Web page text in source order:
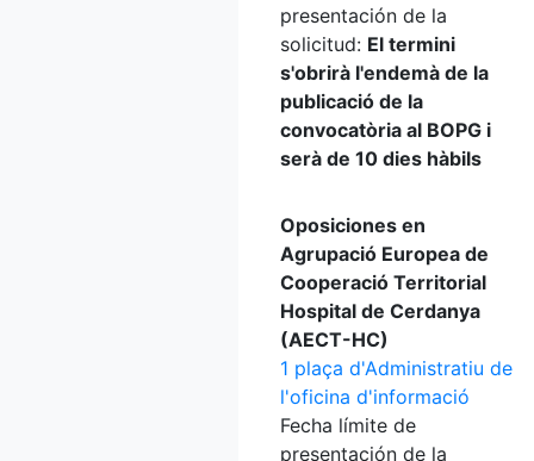
presentación de la
solicitud: El termini
s'obrirà l'endemà de la
publicació de la
convocatòria al BOPG i
serà de 10 dies hàbils
Oposiciones en
Agrupació Europea de
Cooperació Territorial
Hospital de Cerdanya
(AECT-HC)
1 plaça d'Administratiu de
l'oficina d'informació
Fecha límite de
presentación de la